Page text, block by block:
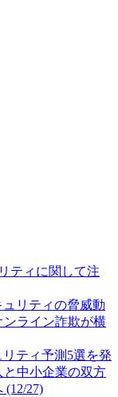
ティに関して注
リティの脅威動
ライン詐欺が横
ティ予測5選を発
中小企業の双方
(12/27)